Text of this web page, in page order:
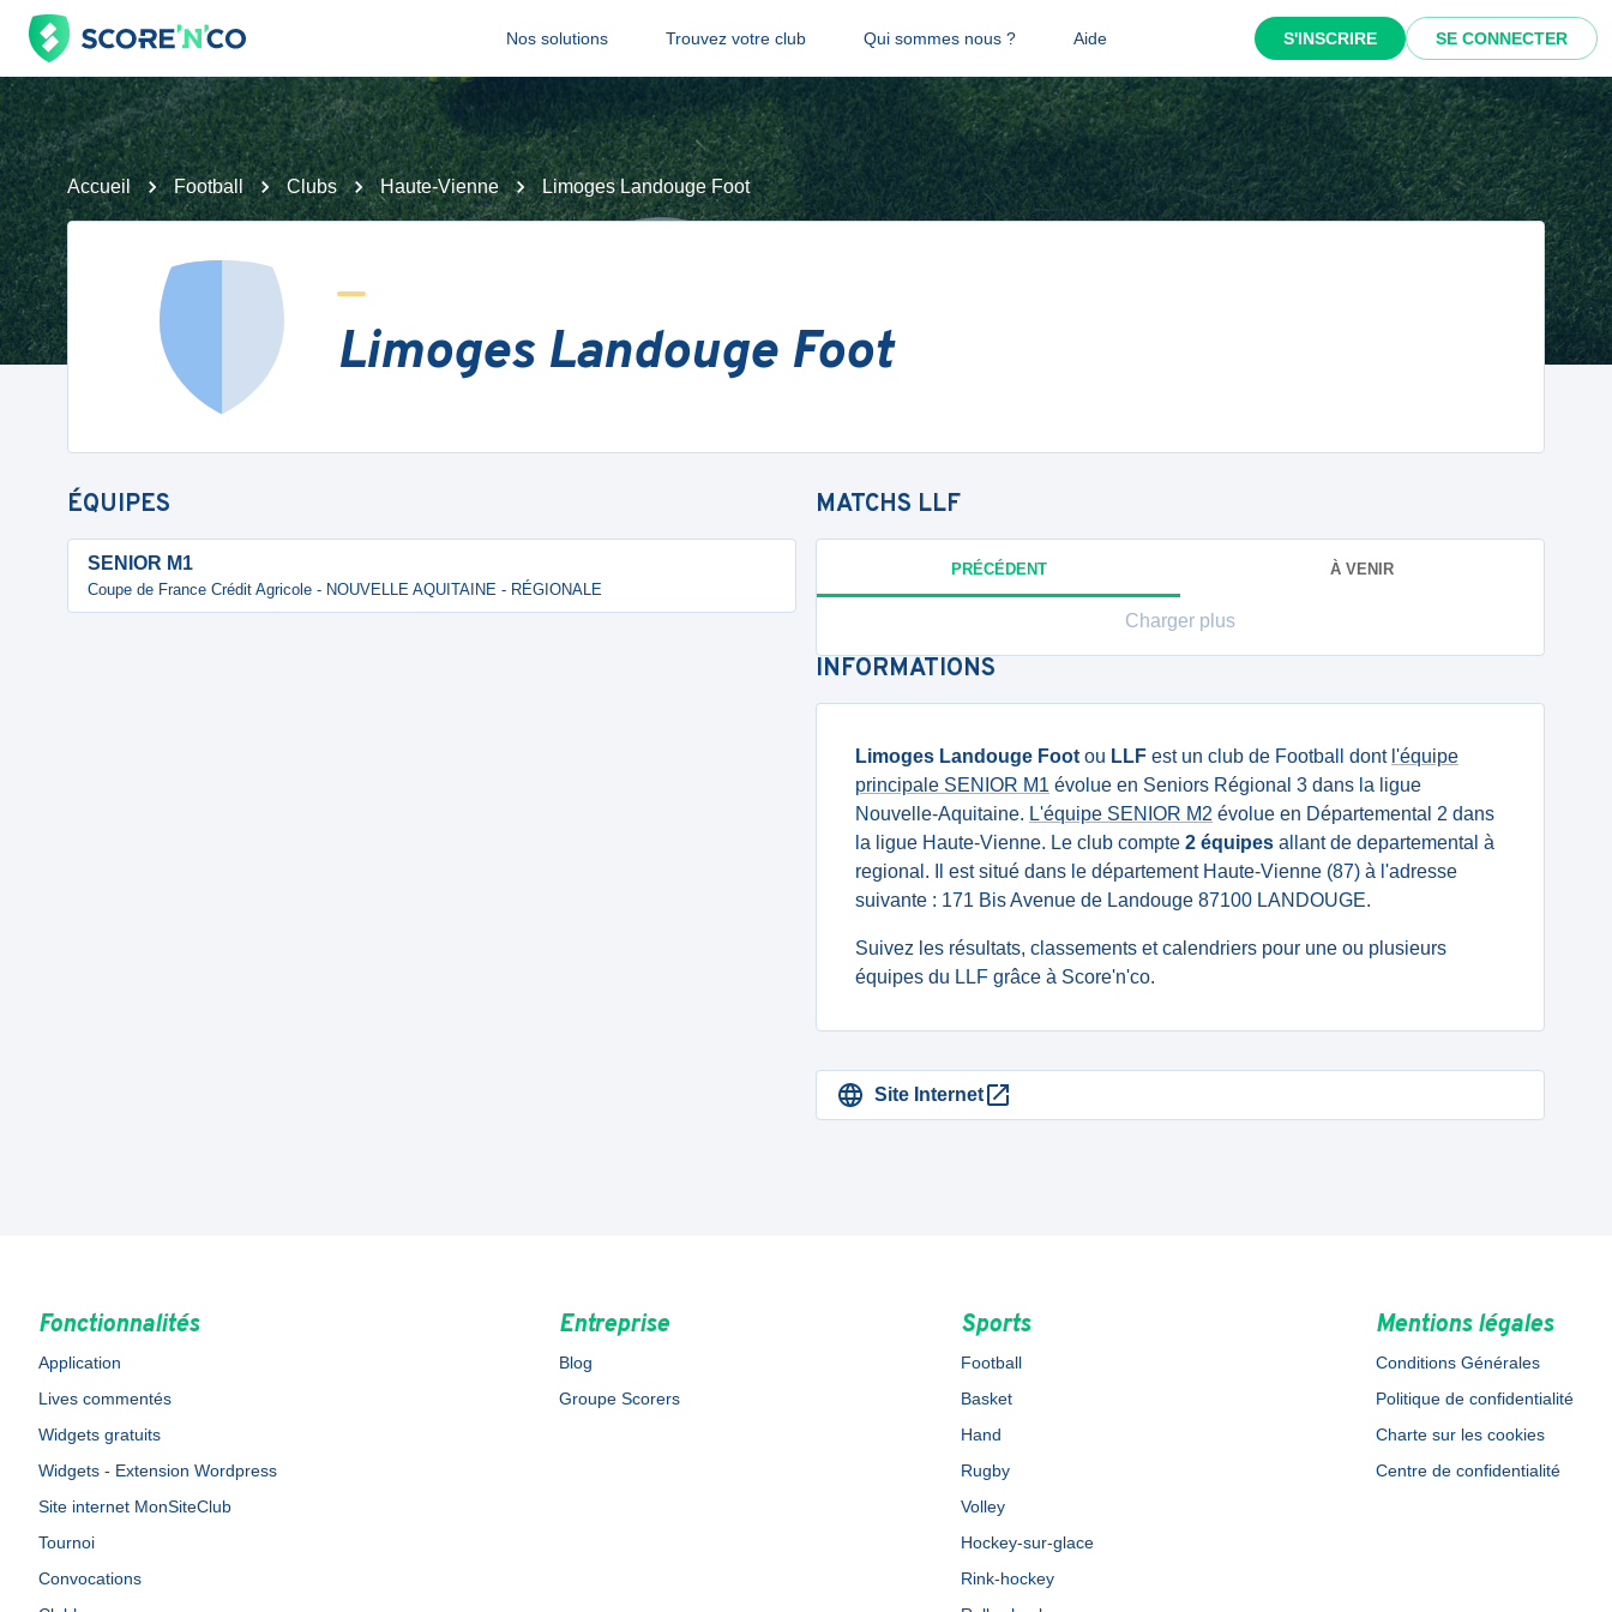
Nos solutions Trouvez votre club Qui sommes nous ? Aide S'INSCRIRE SE CONNECTER
Accueil Football Clubs Haute-Vienne Limoges Landouge Foot
Limoges Landouge Foot
ÉQUIPES
SENIOR M1
Coupe de France Crédit Agricole - NOUVELLE AQUITAINE - RÉGIONALE
MATCHS LLF
PRÉCÉDENT À VENIR
Charger plus
INFORMATIONS
Limoges Landouge Foot ou LLF est un club de Football dont l'équipe
principale SENIOR M1 évolue en Seniors Régional 3 dans la ligue
Nouvelle-Aquitaine. L'équipe SENIOR M2 évolue en Départemental 2 dans
la ligue Haute-Vienne. Le club compte 2 équipes allant de departemental à
regional. Il est situé dans le département Haute-Vienne (87) à l'adresse
suivante : 171 Bis Avenue de Landouge 87100 LANDOUGE.
Suivez les résultats, classements et calendriers pour une ou plusieurs
équipes du LLF grâce à Score'n'co.
Site Internet
Fonctionnalités
Application
Lives commentés
Widgets gratuits
Widgets - Extension Wordpress
Site internet MonSiteClub
Tournoi
Convocations
Entreprise
Blog
Groupe Scorers
Sports
Football
Basket
Hand
Rugby
Volley
Hockey-sur-glace
Rink-hockey
Mentions légales
Conditions Générales
Politique de confidentialité
Charte sur les cookies
Centre de confidentialité